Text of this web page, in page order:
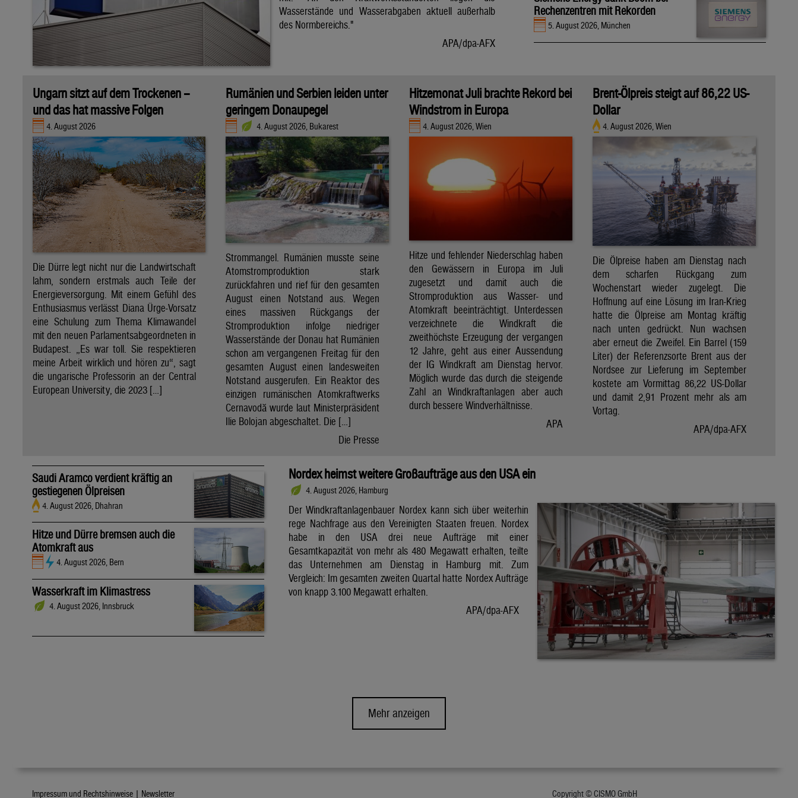
Wasserstände und Wasserabgaben aktuell außerhalb
des Normbereichs."
APA/dpa-AFX
Rechenzentren mit Rekorden
5. August 2026, München
Ungarn sitzt auf dem Trockenen –
und das hat massive Folgen
4. August 2026
Die Dürre legt nicht nur die Landwirtschaft
lahm, sondern erstmals auch Teile der
Energieversorgung. Mit einem Gefühl des
Enthusiasmus verlässt Diana Ürge-Vorsatz
eine Schulung zum Thema Klimawandel
mit den neuen Parlamentsabgeordneten in
Budapest. „Es war toll. Sie respektieren
meine Arbeit wirklich und hören zu“, sagt
die ungarische Professorin an der Central
European University, die 2023 […]
Rumänien und Serbien leiden unter
geringem Donaupegel
4. August 2026, Bukarest
Strommangel. Rumänien musste seine
Atomstromproduktion stark
zurückfahren und rief für den gesamten
August einen Notstand aus. Wegen
eines massiven Rückgangs der
Stromproduktion infolge niedriger
Wasserstände der Donau hat Rumänien
schon am vergangenen Freitag für den
gesamten August einen landesweiten
Notstand ausgerufen. Ein Reaktor des
einzigen rumänischen Atomkraftwerks
Cernavodă wurde laut Ministerpräsident
Ilie Bolojan abgeschaltet. Die […]
Die Presse
Hitzemonat Juli brachte Rekord bei
Windstrom in Europa
4. August 2026, Wien
Hitze und fehlender Niederschlag haben
den Gewässern in Europa im Juli
zugesetzt und damit auch die
Stromproduktion aus Wasser- und
Atomkraft beeinträchtigt. Unterdessen
verzeichnete die Windkraft die
zweithöchste Erzeugung der vergangen
12 Jahre, geht aus einer Aussendung
der IG Windkraft am Dienstag hervor.
Möglich wurde das durch die steigende
Zahl an Windkraftanlagen aber auch
durch bessere Windverhältnisse.
APA
Brent-Ölpreis steigt auf 86,22 US-
Dollar
4. August 2026, Wien
Die Ölpreise haben am Dienstag nach
dem scharfen Rückgang zum
Wochenstart wieder zugelegt. Die
Hoffnung auf eine Lösung im Iran-Krieg
hatte die Ölpreise am Montag kräftig
nach unten gedrückt. Nun wachsen
aber erneut die Zweifel. Ein Barrel (159
Liter) der Referenzsorte Brent aus der
Nordsee zur Lieferung im September
kostete am Vormittag 86,22 US-Dollar
und damit 2,91 Prozent mehr als am
Vortag.
APA/dpa-AFX
Saudi Aramco verdient kräftig an
gestiegenen Ölpreisen
4. August 2026, Dhahran
Hitze und Dürre bremsen auch die
Atomkraft aus
4. August 2026, Bern
Wasserkraft im Klimastress
4. August 2026, Innsbruck
Nordex heimst weitere Großaufträge aus den USA ein
4. August 2026, Hamburg
Der Windkraftanlagenbauer Nordex kann sich über weiterhin
rege Nachfrage aus den Vereinigten Staaten freuen. Nordex
habe in den USA drei neue Aufträge mit einer
Gesamtkapazität von mehr als 480 Megawatt erhalten, teilte
das Unternehmen am Dienstag in Hamburg mit. Zum
Vergleich: Im gesamten zweiten Quartal hatte Nordex Aufträge
von knapp 3.100 Megawatt erhalten.
APA/dpa-AFX
Mehr anzeigen
Impressum und Rechtshinweise | Newsletter Copyright © CISMO GmbH